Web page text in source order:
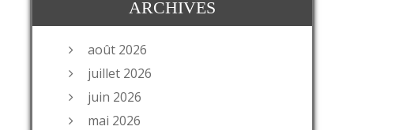
ARCHIVES
août 2026
juillet 2026
juin 2026
mai 2026